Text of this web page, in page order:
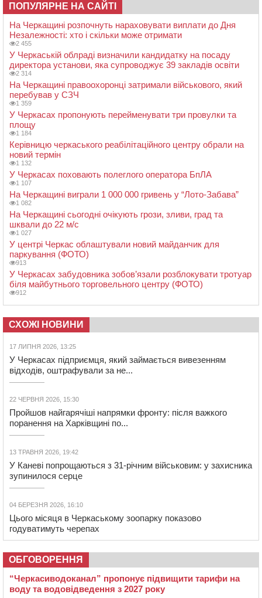
ПОПУЛЯРНЕ НА САЙТІ
На Черкащині розпочнуть нараховувати виплати до Дня
Незалежності: хто і скільки може отримати
2 455
У Черкаській облраді визначили кандидатку на посаду
директора установи, яка супроводжує 39 закладів освіти
2 314
На Черкащині правоохоронці затримали військового, який
перебував у СЗЧ
1 359
У Черкасах пропонують перейменувати три провулки та
площу
1 184
Керівницю черкаського реабілітаційного центру обрали на
новий термін
1 132
У Черкасах поховають полеглого оператора БпЛА
1 107
На Черкащині виграли 1 000 000 гривень у “Лото-Забава”
1 082
На Черкащині сьогодні очікують грози, зливи, град та
шквали до 22 м/с
1 027
У центрі Черкас облаштували новий майданчик для
паркування (ФОТО)
913
У Черкасах забудовника зобов’язали розблокувати тротуар
біля майбутнього торговельного центру (ФОТО)
912
СХОЖІ НОВИНИ
17 ЛИПНЯ 2026, 13:25
У Черкасах підприємця, який займається вивезенням
відходів, оштрафували за не...
22 ЧЕРВНЯ 2026, 15:30
Пройшов найгарячіші напрямки фронту: після важкого
поранення на Харківщині по...
13 ТРАВНЯ 2026, 19:42
У Каневі попрощаються з 31-річним військовим: у захисника
зупинилося серце
04 БЕРЕЗНЯ 2026, 16:10
Цього місяця в Черкаському зоопарку показово
годуватимуть черепах
ОБГОВОРЕННЯ
“Черкасиводоканал” пропонує підвищити тарифи на
воду та водовідведення з 2027 року